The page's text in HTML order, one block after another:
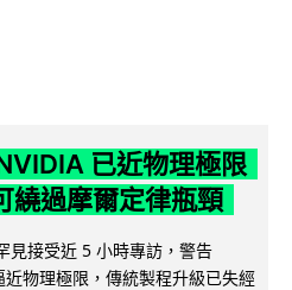
已近物理極限
繞過摩爾定律瓶頸
見接受近 5 小時專訪，警告
物理極限，傳統製程升級已失經